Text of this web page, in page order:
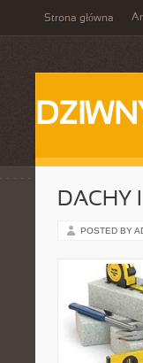
Strona główna
DACHY
POSTED BY